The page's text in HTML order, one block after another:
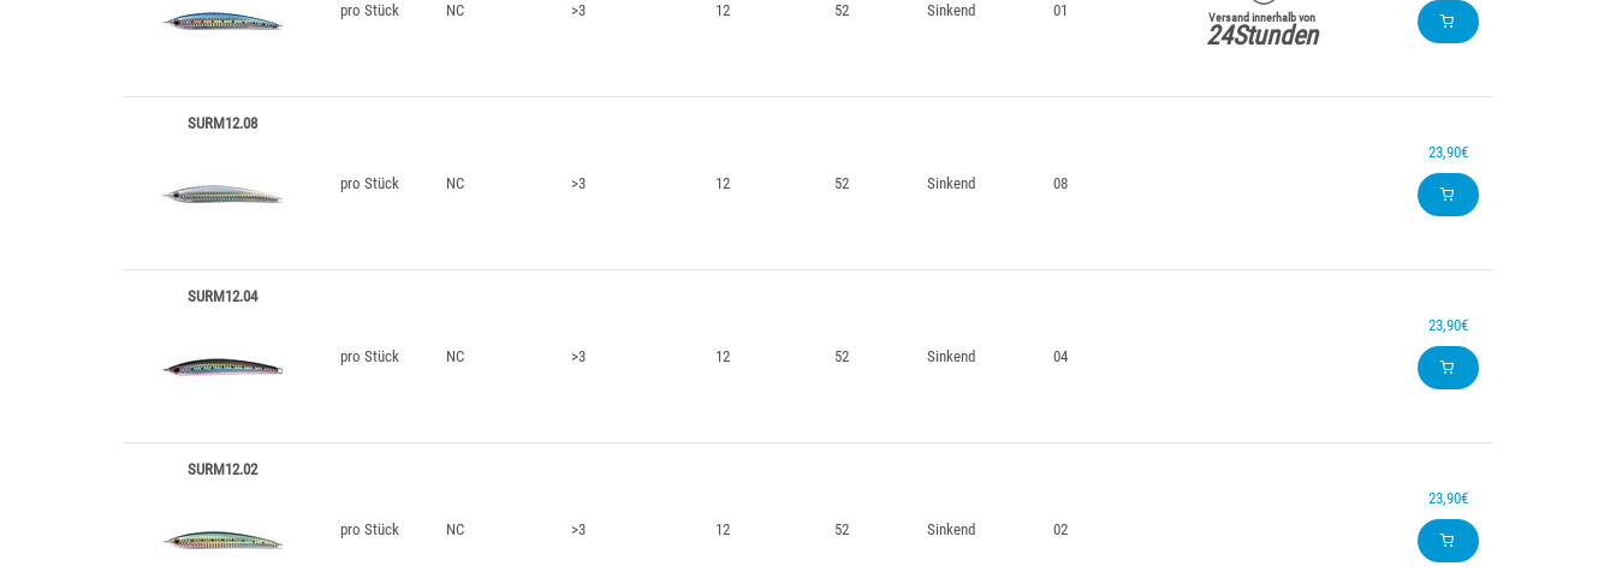
pro Stück NC >3 12 52 Sinkend 01 Versand innerhalb von
24Stunden
SURM12.08
pro Stück NC >3 12 52 Sinkend 08
23,90€
SURM12.04
pro Stück NC >3 12 52 Sinkend 04
23,90€
SURM12.02
pro Stück NC >3 12 52 Sinkend 02
23,90€